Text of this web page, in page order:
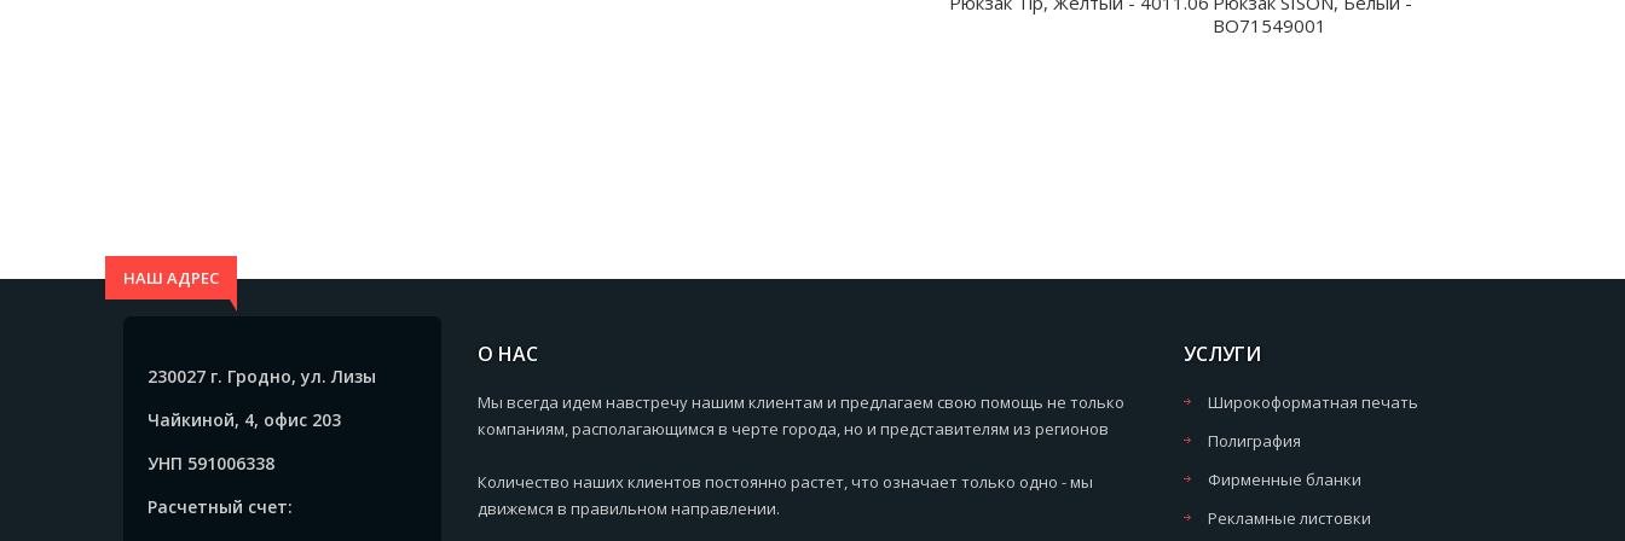
BO71549001
НАШ АДРЕС
230027 г. Гродно, ул. Лизы
Чайкиной, 4, офис 203
УНП 591006338
Расчетный счет:
О НАС
Мы всегда идем навстречу нашим клиентам и предлагаем свою помощь не только
компаниям, располагающимся в черте города, но и представителям из регионов
Количество наших клиентов постоянно растет, что означает только одно - мы
движемся в правильном направлении.
УСЛУГИ
Широкоформатная печать
Полиграфия
Фирменные бланки
Рекламные листовки